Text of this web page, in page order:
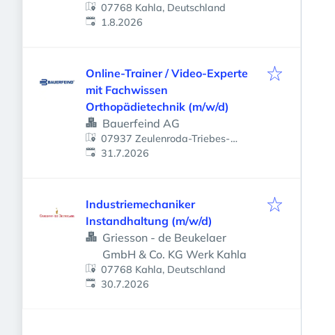
07768 Kahla, Deutschland
Veröffentlicht
1.8.2026
Online-Trainer / Video-Experte
mit Fachwissen
Orthopädietechnik (m/w/d)
Bauerfeind AG
07937 Zeulenroda-Triebes-
Zeulenroda, Deutschland
Veröffentlicht:
31.7.2026
Industriemechaniker
Instandhaltung (m/w/d)
Griesson - de Beukelaer
GmbH & Co. KG Werk Kahla
07768 Kahla, Deutschland
Veröffentlicht:
30.7.2026